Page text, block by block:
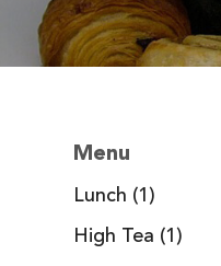
Menu
Lunch (1)
High Tea (1)